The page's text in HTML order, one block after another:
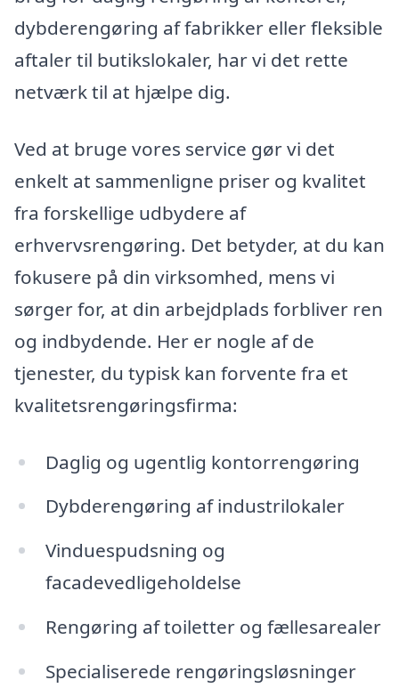
dybderengøring af fabrikker eller fleksible
aftaler til butikslokaler, har vi det rette
netværk til at hjælpe dig.
Ved at bruge vores service gør vi det
enkelt at sammenligne priser og kvalitet
fra forskellige udbydere af
erhvervsrengøring. Det betyder, at du kan
fokusere på din virksomhed, mens vi
sørger for, at din arbejdplads forbliver ren
og indbydende. Her er nogle af de
tjenester, du typisk kan forvente fra et
kvalitetsrengøringsfirma:
Daglig og ugentlig kontorrengøring
Dybderengøring af industrilokaler
Vinduespudsning og
facadevedligeholdelse
Rengøring af toiletter og fællesarealer
Specialiserede rengøringsløsninger